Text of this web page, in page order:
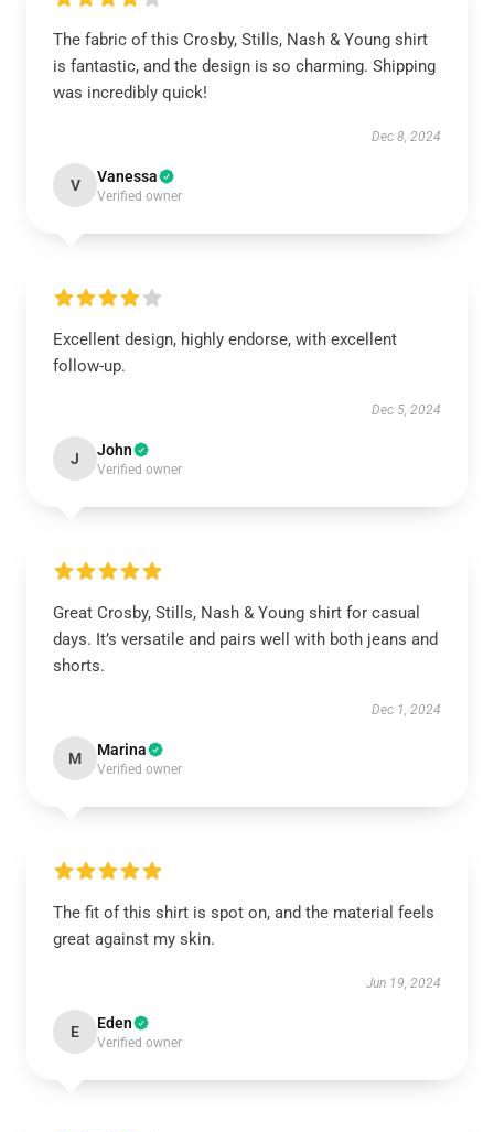
The fabric of this Crosby, Stills, Nash & Young shirt
is fantastic, and the design is so charming. Shipping
was incredibly quick!
Dec 8, 2024
V Vanessa
Verified owner
Excellent design, highly endorse, with excellent
follow-up.
Dec 5, 2024
J John
Verified owner
Great Crosby, Stills, Nash & Young shirt for casual
days. It’s versatile and pairs well with both jeans and
shorts.
Dec 1, 2024
M Marina
Verified owner
The fit of this shirt is spot on, and the material feels
great against my skin.
Jun 19, 2024
E Eden
Verified owner